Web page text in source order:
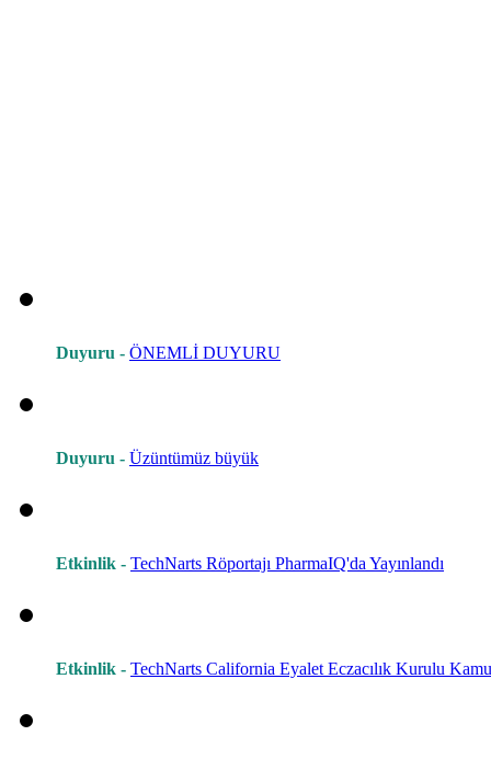
Duyuru - ÖNEMLİ DUYURU
Duyuru - Üzüntümüz büyük
Etkinlik - TechNarts Röportajı PharmaIQ'da Yayınlandı
Etkinlik - TechNarts California Eyalet Eczacılık Kurulu